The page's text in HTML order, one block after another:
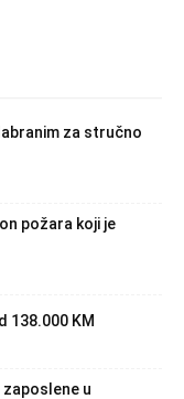
za stručno
požara koji je
138.000 KM
u